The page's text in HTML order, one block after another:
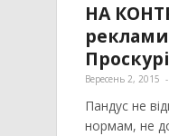
НА
Вересень 2, 2015 -
Пандус не
нормам, не